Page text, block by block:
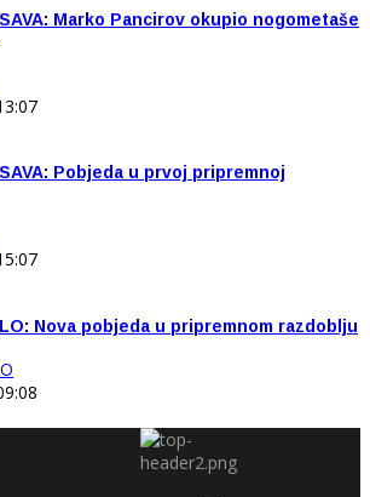
SAVA: Marko Pancirov okupio nogometaše
SAVA: Pobjeda u prvoj pripremnoj
Nova pobjeda u pripremnom razdoblju